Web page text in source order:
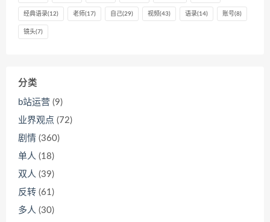
经典语录(12) 老师(17) 自己(29) 视频(43) 语录(14) 账号(8)
镜头(7)
分类
b站运营 (9)
业界观点 (72)
剧情 (360)
单人 (18)
双人 (39)
反转 (61)
多人 (30)